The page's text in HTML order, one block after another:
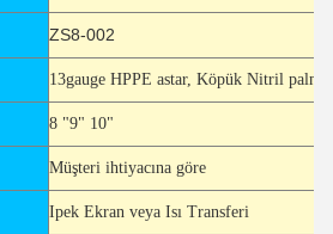
ZS8-002
13gauge HPPE astar, Köpük Nitril
8 "9" 10"
Müşteri ihtiyacına göre
Ipek Ekran veya Isı Transferi